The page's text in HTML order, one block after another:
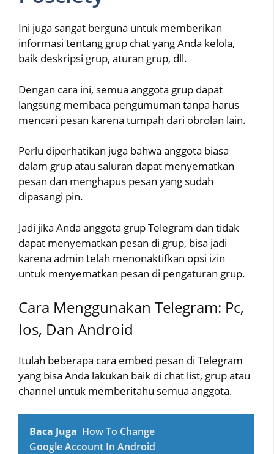
Ini juga sangat berguna untuk memberikan
informasi tentang grup chat yang Anda kelola,
baik deskripsi grup, aturan grup, dll.
Dengan cara ini, semua anggota grup dapat
langsung membaca pengumuman tanpa harus
mencari pesan karena tumpah dari obrolan lain.
Perlu diperhatikan juga bahwa anggota biasa
dalam grup atau saluran dapat menyematkan
pesan dan menghapus pesan yang sudah
dipasangi pin.
Jadi jika Anda anggota grup Telegram dan tidak
dapat menyematkan pesan di grup, bisa jadi
karena admin telah menonaktifkan opsi izin
untuk menyematkan pesan di pengaturan grup.
Cara Menggunakan Telegram: Pc,
Ios, Dan Android
Itulah beberapa cara embed pesan di Telegram
yang bisa Anda lakukan baik di chat list, grup atau
channel untuk memberitahu semua anggota.
Baca Juga How To Change
Google Account In Android